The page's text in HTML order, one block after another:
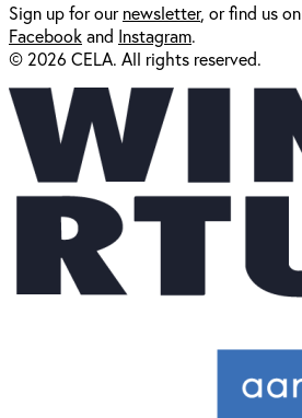
Sign up for ournewsletter, or find us on
Facebookand Instagram.
© 2026 CELA. All rights reserved.